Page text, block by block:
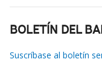
BOLETÍN DEL
Suscríbase al boletín